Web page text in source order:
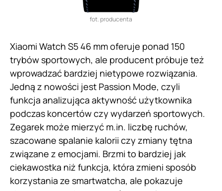
fot. producenta
Xiaomi Watch S5 46 mm oferuje ponad 150
trybów sportowych, ale producent próbuje też
wprowadzać bardziej nietypowe rozwiązania.
Jedną z nowości jest Passion Mode, czyli
funkcja analizująca aktywność użytkownika
podczas koncertów czy wydarzeń sportowych.
Zegarek może mierzyć m.in. liczbę ruchów,
szacowane spalanie kalorii czy zmiany tętna
związane z emocjami. Brzmi to bardziej jak
ciekawostka niż funkcja, która zmieni sposób
korzystania ze smartwatcha, ale pokazuje